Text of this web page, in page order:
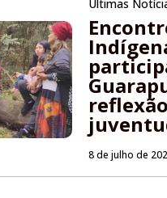
Últimas
8 de julho de